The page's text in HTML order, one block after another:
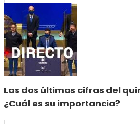
Las dos últimas cifras del
¿Cuál es su importancia?